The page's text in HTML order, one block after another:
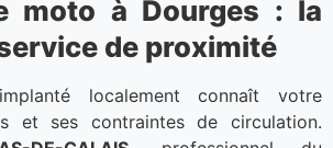
moto à Dourges : la
de proximité
localement connaît votre
et ses contraintes de circulation.